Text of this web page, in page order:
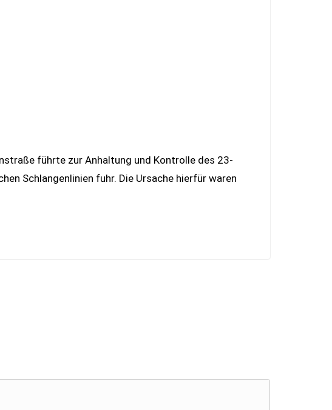
führte zur Anhaltung und Kontrolle des 23-
Schlangenlinien fuhr. Die Ursache hierfür waren